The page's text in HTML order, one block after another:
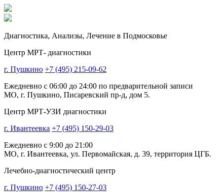
Диагностика, Анализы, Лечение в Подмосковье
Центр МРТ- диагностики
г. Пушкино +7 (495) 215-09-62
Ежедневно с 06:00 до 24:00 по предварительной записи
МО, г. Пушкино, Писаревский пр-д, дом 5.
Центр МРТ-УЗИ диагностики
г. Ивантеевка +7 (495) 150-29-03
Ежедневно с 9:00 до 21:00
МО, г. Ивантеевка, ул. Первомайская, д. 39, территория ЦГБ.
Лечебно-диагностический центр
г. Пушкино +7 (495) 150-27-03